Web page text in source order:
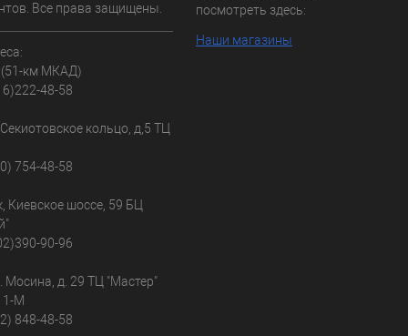
Все права защищены.
(51-км МКАД)
48-58
Секиотовское кольцо, д,5 ТЦ
754-48-58
Киевское шоссе, 59 БЦ
90-96
Мосина, д. 29 ТЦ "Мастер"
1-М
848-48-58
посмотреть здесь:
Наши магазины